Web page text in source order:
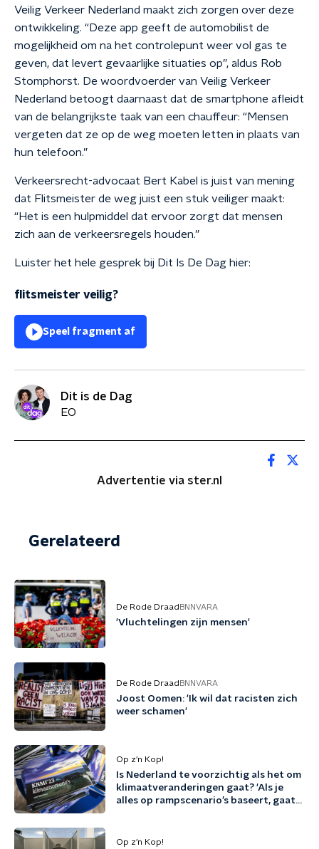
Veilig Verkeer Nederland maakt zich zorgen over deze
ontwikkeling. “Deze app geeft de automobilist de
mogelijkheid om na het controlepunt weer vol gas te
geven, dat levert gevaarlijke situaties op”, aldus Rob
Stomphorst. De woordvoerder van Veilig Verkeer
Nederland betoogt daarnaast dat de smartphone afleidt
van de belangrijkste taak van een chauffeur: “Mensen
vergeten dat ze op de weg moeten letten in plaats van
hun telefoon.”
Verkeersrecht-advocaat Bert Kabel is juist van mening
dat Flitsmeister de weg juist een stuk veiliger maakt:
“Het is een hulpmiddel dat ervoor zorgt dat mensen
zich aan de verkeersregels houden.”
Luister het hele gesprek bij Dit Is De Dag hier:
flitsmeister veilig?
Speel fragment af
Dit is de Dag
EO
Advertentie via ster.nl
Gerelateerd
De Rode Draad BNNVARA
'Vluchtelingen zijn mensen'
De Rode Draad BNNVARA
Joost Oomen: 'Ik wil dat racisten zich
weer schamen'
Op z’n Kop!
Is Nederland te voorzichtig als het om
klimaatveranderingen gaat? 'Als je
alles op rampscenario’s baseert, gaat
Op z’n Kop!